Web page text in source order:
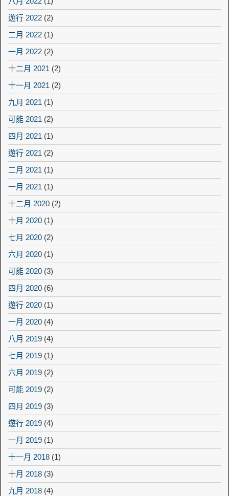
遊行 2022 (2)
二月 2022 (1)
一月 2022 (2)
十二月 2021 (2)
十一月 2021 (2)
九月 2021 (1)
可能 2021 (2)
四月 2021 (1)
遊行 2021 (2)
二月 2021 (1)
一月 2021 (1)
十二月 2020 (2)
十月 2020 (1)
七月 2020 (2)
六月 2020 (1)
可能 2020 (3)
四月 2020 (6)
遊行 2020 (1)
一月 2020 (4)
八月 2019 (4)
七月 2019 (1)
六月 2019 (2)
可能 2019 (2)
四月 2019 (3)
遊行 2019 (4)
一月 2019 (1)
十一月 2018 (1)
十月 2018 (3)
九月 2018 (4)